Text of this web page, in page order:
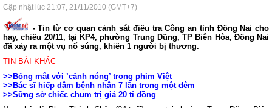
Cập nhật lúc 21:07, 21/11/2010 (GMT+7)
- Tin từ cơ quan cảnh sát điều tra Công an tỉnh Đồng Nai cho
hay, chiều 20/11, tại KP4, phường Trung Dũng, TP Biên Hòa, Đồng Nai
đã xảy ra một vụ nổ súng, khiến 1 người bị thương.
TIN BÀI KHÁC
>> Bỏng mắt với ’cảnh nóng’ trong phim Việt
>> Bác sĩ hiếp dâm bệnh nhân 7 lần trong một đêm
>>Sững sờ chiếc chum trị giá 20 tỉ đồng